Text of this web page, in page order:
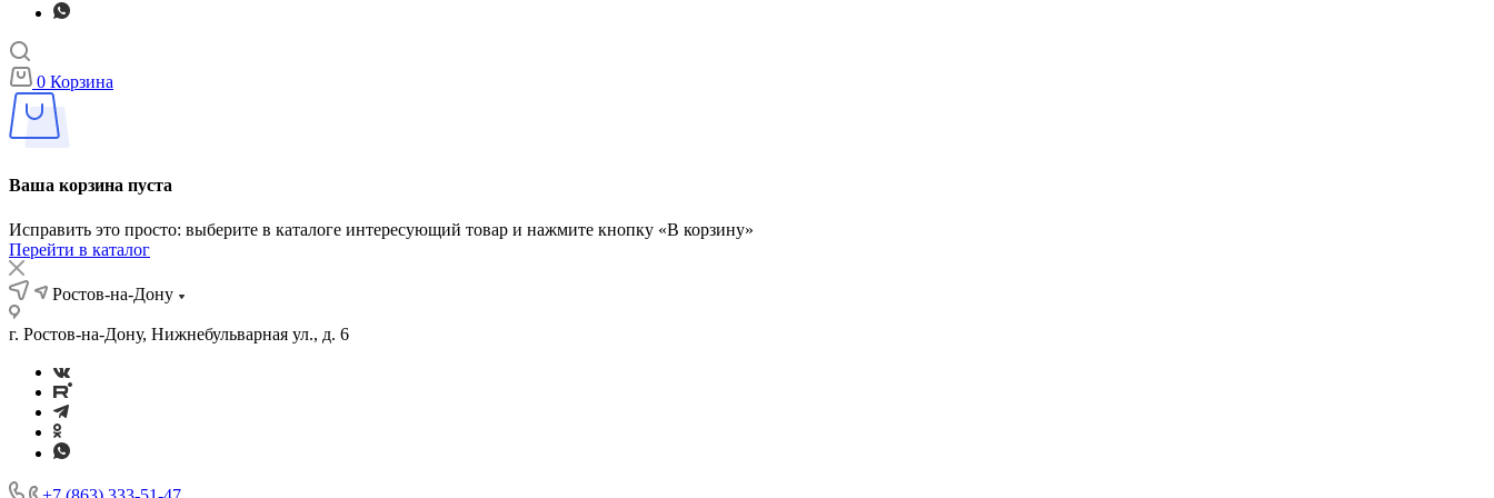
0 Корзина
Ваша корзина пуста
Исправить это просто: выберите в каталоге интересующий товар и нажмите кнопку «В корзину»
Перейти в каталог
Ростов-на-Дону
г. Ростов-на-Дону, Нижнебульварная ул., д. 6